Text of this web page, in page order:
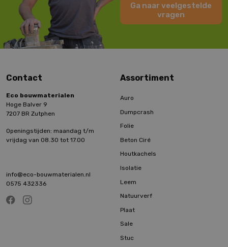
Ga naar veelgestelde
vragen
Contact
Eco bouwmaterialen
Hoge Balver 9
7207 BR Zutphen
Openingstijden: maandag t/m
vrijdag van 08.30 tot 17.00
info@eco-bouwmaterialen.nl
0575 432336
Assortiment
Auro
Dumpcrash
Folie
Beton Ciré
Houtkachels
Isolatie
Leem
Natuurverf
Plaat
Sale
Stuc